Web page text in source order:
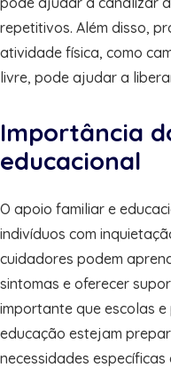
repetitivos. Além disso,
atividade física, como
livre, pode ajudar a
Importância
educacional
O apoio familiar e
indivíduos com
cuidadores podem
sintomas e oferecer
importante que escolas
educação estejam
necessidades